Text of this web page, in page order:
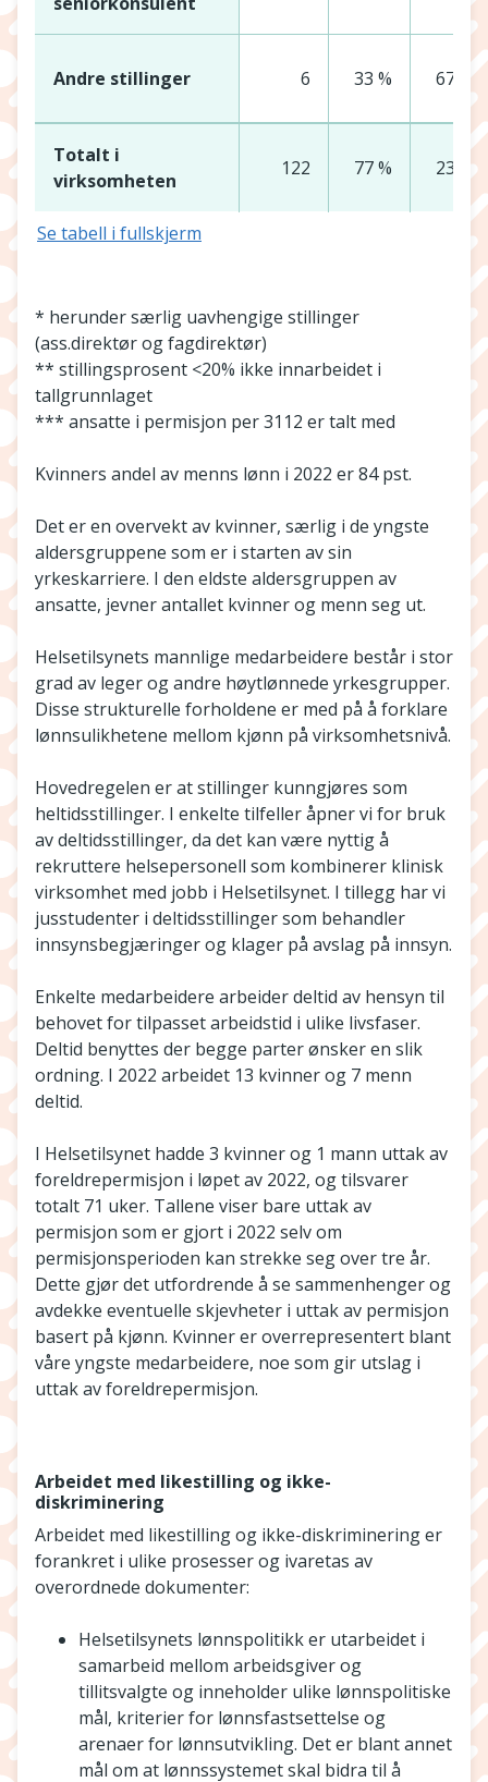
Andre stillinger 6 33 % 67 %
Totalt i
virksomheten
122 77 % 23 %
Se tabell i fullskjerm
* herunder særlig uavhengige stillinger
(ass.direktør og fagdirektør)
** stillingsprosent <20% ikke innarbeidet i
tallgrunnlaget
*** ansatte i permisjon per 3112 er talt med
Kvinners andel av menns lønn i 2022 er 84 pst.
Det er en overvekt av kvinner, særlig i de yngste
aldersgruppene som er i starten av sin
yrkeskarriere. I den eldste aldersgruppen av
ansatte, jevner antallet kvinner og menn seg ut.
Helsetilsynets mannlige medarbeidere består i stor
grad av leger og andre høytlønnede yrkesgrupper.
Disse strukturelle forholdene er med på å forklare
lønnsulikhetene mellom kjønn på virksomhetsnivå.
Hovedregelen er at stillinger kunngjøres som
heltidsstillinger. I enkelte tilfeller åpner vi for bruk
av deltidsstillinger, da det kan være nyttig å
rekruttere helsepersonell som kombinerer klinisk
virksomhet med jobb i Helsetilsynet. I tillegg har vi
jusstudenter i deltidsstillinger som behandler
innsynsbegjæringer og klager på avslag på innsyn.
Enkelte medarbeidere arbeider deltid av hensyn til
behovet for tilpasset arbeidstid i ulike livsfaser.
Deltid benyttes der begge parter ønsker en slik
ordning. I 2022 arbeidet 13 kvinner og 7 menn
deltid.
I Helsetilsynet hadde 3 kvinner og 1 mann uttak av
foreldrepermisjon i løpet av 2022, og tilsvarer
totalt 71 uker. Tallene viser bare uttak av
permisjon som er gjort i 2022 selv om
permisjonsperioden kan strekke seg over tre år.
Dette gjør det utfordrende å se sammenhenger og
avdekke eventuelle skjevheter i uttak av permisjon
basert på kjønn. Kvinner er overrepresentert blant
våre yngste medarbeidere, noe som gir utslag i
uttak av foreldrepermisjon.
Arbeidet med likestilling og ikke-
diskriminering
Arbeidet med likestilling og ikke-diskriminering er
forankret i ulike prosesser og ivaretas av
overordnede dokumenter:
Helsetilsynets lønnspolitikk er utarbeidet i
samarbeid mellom arbeidsgiver og
tillitsvalgte og inneholder ulike lønnspolitiske
mål, kriterier for lønnsfastsettelse og
arenaer for lønnsutvikling. Det er blant annet
mål om at lønnssystemet skal bidra til å